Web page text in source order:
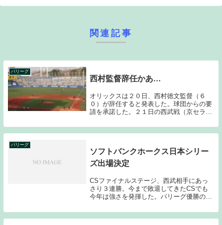
関連記事
パリーグ
西村監督辞任かあ…
オリックスは２０日、西村徳文監督（６
０）が辞任すると発表した。球団からの要
請を承諾した。２１日の西武戦（京セラド
督代行としてチームの指揮をとる。就任３
年目の今季は１６勝３３敗４分け、借金１
パリーグ
ソフトバンクホークス日本シリー
ズ出場決定
CSファイナルステージ、西武相手にあっ
さり３連勝。今まで敗退してきたCSでも
今年は強さを発揮した。パリーグ優勝のと
トバンクは本当に強い。ここ１０年の優勝
チームでも最強と言っても良いのではない